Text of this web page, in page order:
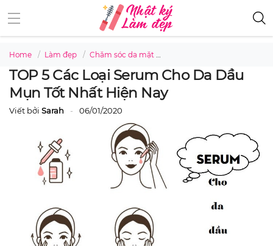
Home Làm đẹp Chăm sóc da mặt
TOP 5 Các Loại Serum Cho Da Dầu
Mụn Tốt Nhất Hiện Nay
Viết bởi Sarah 06/01/2020